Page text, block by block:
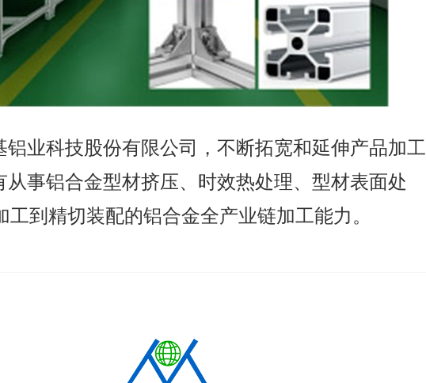
铝业科技股份有限公司，不断拓宽和延伸产品加工
从事铝合金型材挤压、时效热处理、型材表面处
工到精切装配的铝合金全产业链加工能力。